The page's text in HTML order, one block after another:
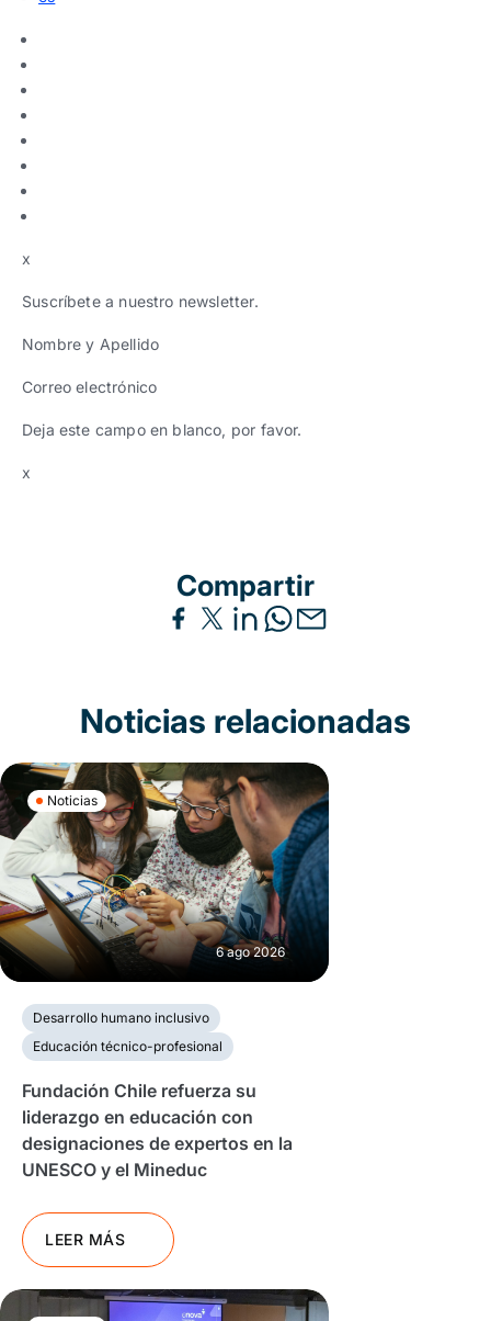
x
Suscríbete a nuestro newsletter.
Nombre y Apellido
Correo electrónico
Deja este campo en blanco, por favor.
x
Compartir
Noticias relacionadas
Noticias
6 ago 2026
Desarrollo humano inclusivo
Educación técnico-profesional
Fundación Chile refuerza su
liderazgo en educación con
designaciones de expertos en la
UNESCO y el Mineduc
LEER MÁS